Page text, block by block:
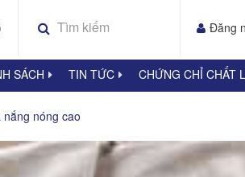
Đăng
SÁCH TIN TỨC CHỨNG CHỈ CHẤT
nóng cao